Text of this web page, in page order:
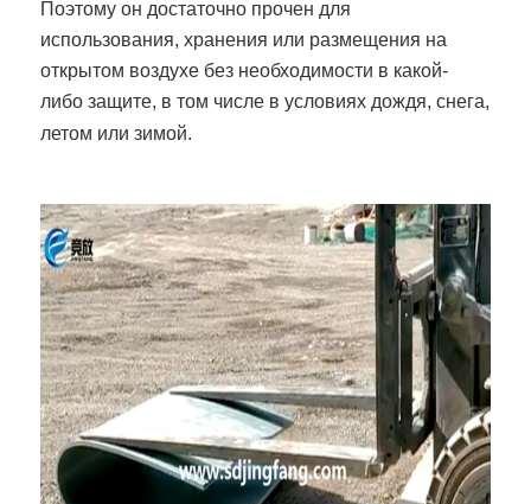
Поэтому он достаточно прочен для
использования, хранения или размещения на
открытом воздухе без необходимости в какой-
либо защите, в том числе в условиях дождя, снега,
летом или зимой.